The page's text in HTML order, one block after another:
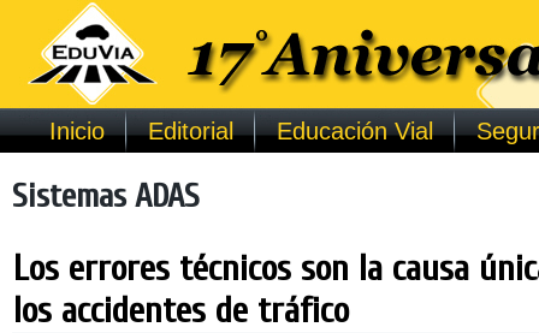
Inicio Editorial Educación Vial
Sistemas ADAS
Los errores técnicos son la causa
los accidentes de tráfico